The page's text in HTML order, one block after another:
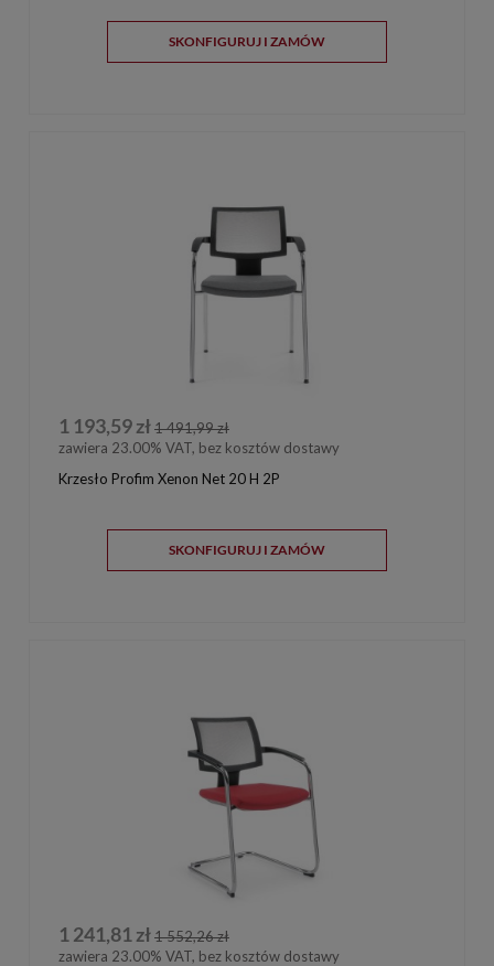
SKONFIGURUJ I ZAMÓW
1 193,59 zł1 491,99 zł
zawiera 23.00% VAT, bez kosztów dostawy
Krzesło Profim Xenon Net 20 H 2P
SKONFIGURUJ I ZAMÓW
1 241,81 zł1 552,26 zł
zawiera 23.00% VAT, bez kosztów dostawy